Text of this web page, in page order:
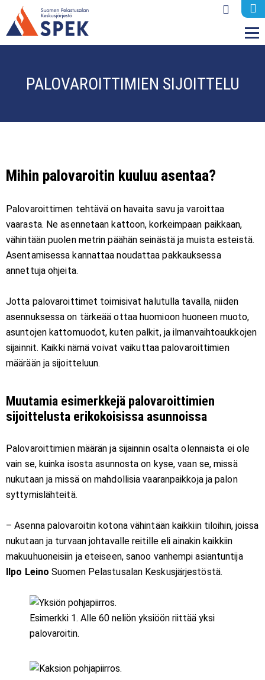
PALOVAROITTIMIEN SIJOITTELU
Mihin palovaroitin kuuluu asentaa?
Palovaroittimen tehtävä on havaita savu ja varoittaa
vaarasta. Ne asennetaan kattoon, korkeimpaan paikkaan,
vähintään puolen metrin päähän seinästä ja muista esteistä.
Asentamisessa kannattaa noudattaa pakkauksessa
annettuja ohjeita.
Jotta palovaroittimet toimisivat halutulla tavalla, niiden
asennuksessa on tärkeää ottaa huomioon huoneen muoto,
asuntojen kattomuodot, kuten palkit, ja ilmanvaihtoaukkojen
sijainnit. Kaikki nämä voivat vaikuttaa palovaroittimien
määrään ja sijoitteluun.
Muutamia esimerkkejä palovaroittimien
sijoittelusta erikokoisissa asunnoissa
Palovaroittimien määrän ja sijainnin osalta olennaista ei ole
vain se, kuinka isosta asunnosta on kyse, vaan se, missä
nukutaan ja missä on mahdollisia vaaranpaikkoja ja palon
syttymislähteitä.
– Asenna palovaroitin kotona vähintään kaikkiin tiloihin, joissa
nukutaan ja turvaan johtavalle reitille eli ainakin kaikkiin
makuuhuoneisiin ja eteiseen, sanoo vanhempi asiantuntija
Ilpo Leino Suomen Pelastusalan Keskusjärjestöstä.
Esimerkki 1. Alle 60 neliön yksiöön riittää yksi
palovaroitin.